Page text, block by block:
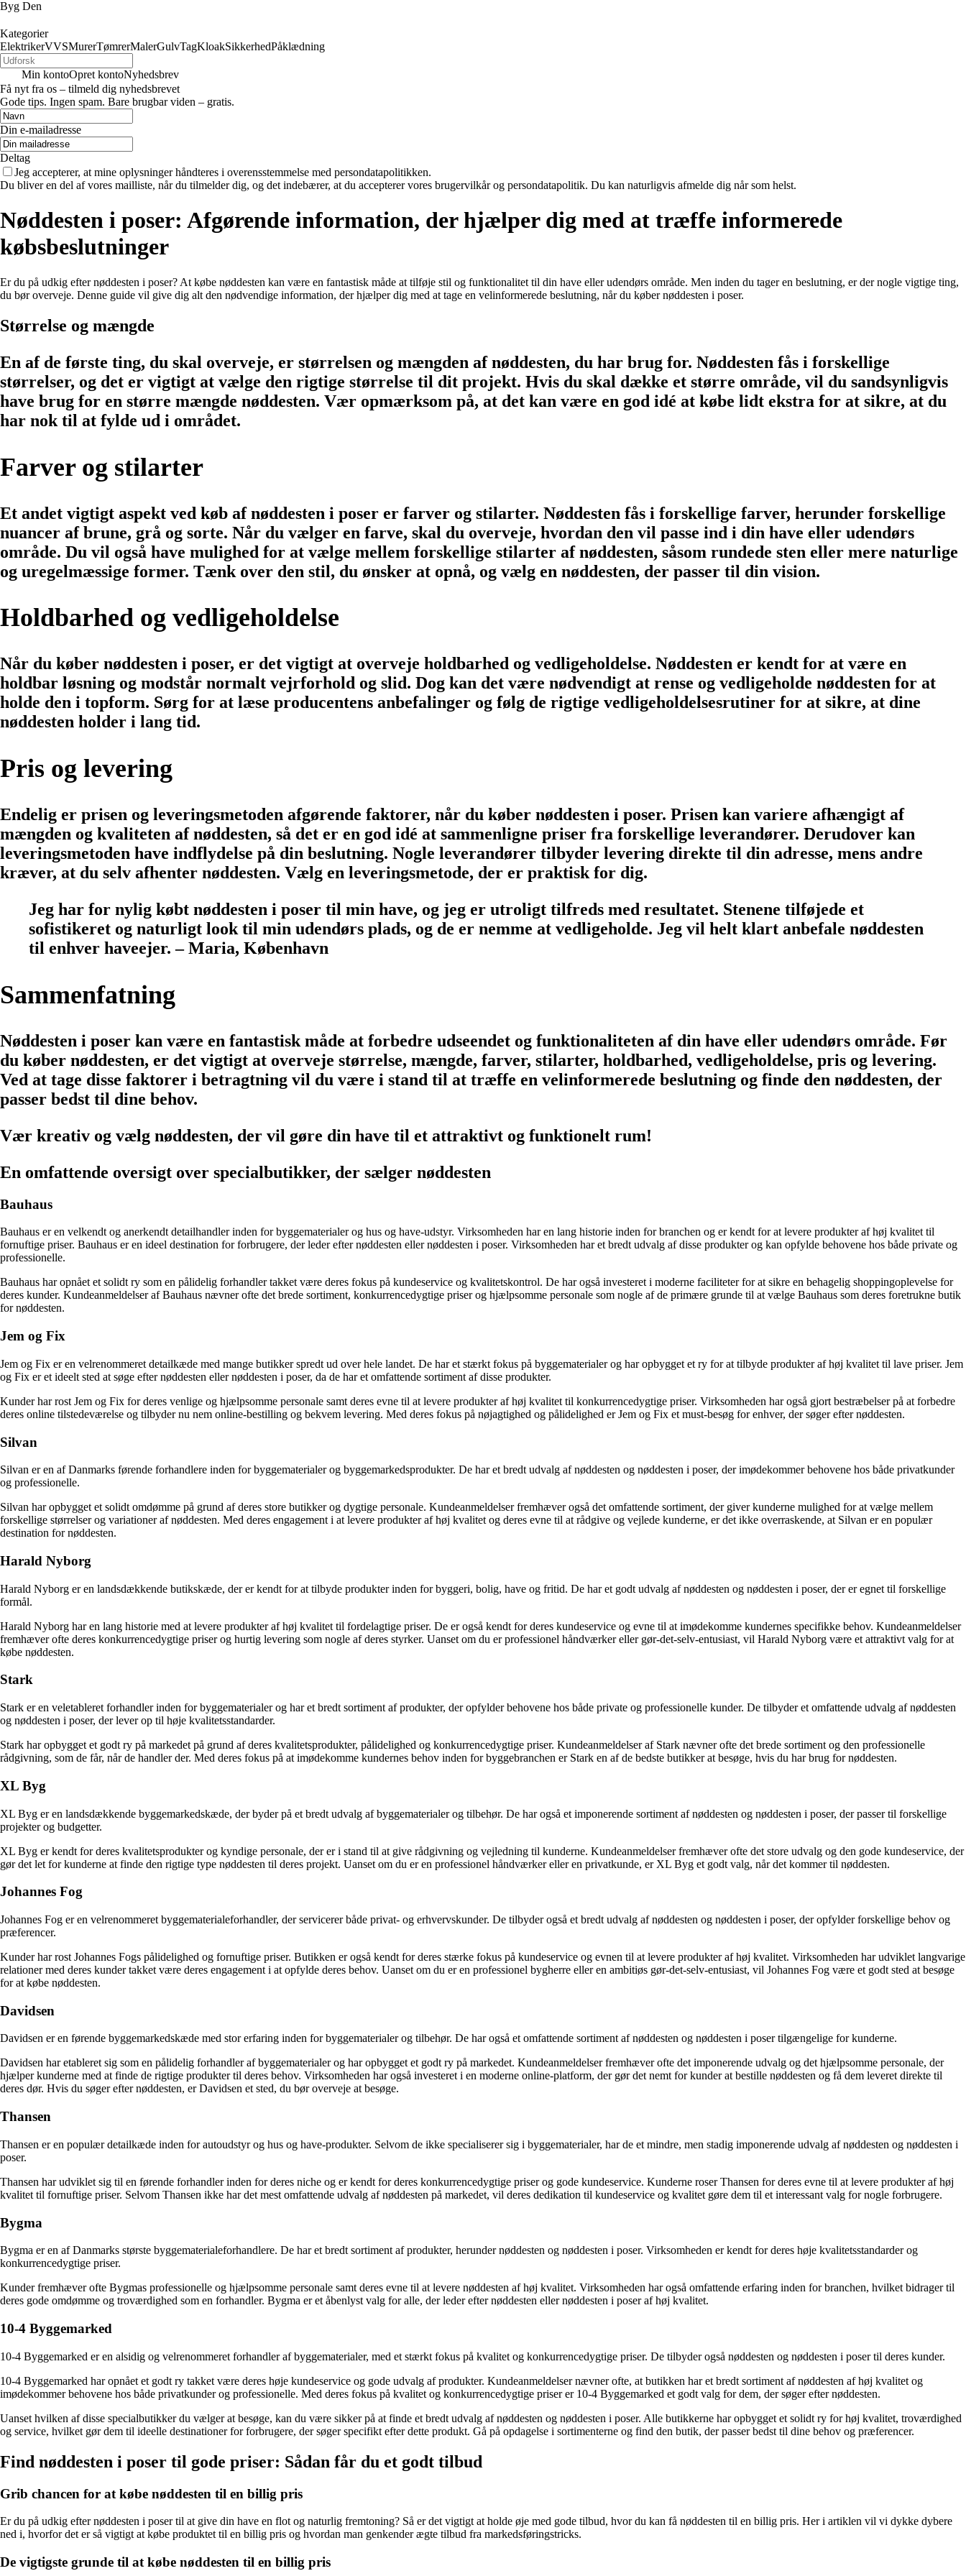
Byg Den
Kategorier
ElektrikerVVSMurerTømrerMalerGulvTagKloakSikkerhedPåklædning
Min kontoOpret kontoNyhedsbrev
Få nyt fra os – tilmeld dig nyhedsbrevet
Gode tips. Ingen spam. Bare brugbar viden – gratis.
Din e-mailadresse
Deltag
Jeg accepterer, at mine oplysninger håndteres i overensstemmelse med persondatapolitikken.
Du bliver en del af vores mailliste, når du tilmelder dig, og det indebærer, at du accepterer vores brugervilkår og persondatapolitik. Du kan naturligvis afmelde dig når som helst.
Nøddesten i poser: Afgørende information, der hjælper dig med at træffe informerede
købsbeslutninger
Er du på udkig efter nøddesten i poser? At købe nøddesten kan være en fantastisk måde at tilføje stil og funktionalitet til din have eller udendørs område. Men inden du tager en beslutning, er der nogle vigtige ting,
du bør overveje. Denne guide vil give dig alt den nødvendige information, der hjælper dig med at tage en velinformerede beslutning, når du køber nøddesten i poser.
Størrelse og mængde
En af de første ting, du skal overveje, er størrelsen og mængden af nøddesten, du har brug for. Nøddesten fås i forskellige
størrelser, og det er vigtigt at vælge den rigtige størrelse til dit projekt. Hvis du skal dække et større område, vil du sandsynligvis
have brug for en større mængde nøddesten. Vær opmærksom på, at det kan være en god idé at købe lidt ekstra for at sikre, at du
har nok til at fylde ud i området.
Farver og stilarter
Et andet vigtigt aspekt ved køb af nøddesten i poser er farver og stilarter. Nøddesten fås i forskellige farver, herunder forskellige
nuancer af brune, grå og sorte. Når du vælger en farve, skal du overveje, hvordan den vil passe ind i din have eller udendørs
område. Du vil også have mulighed for at vælge mellem forskellige stilarter af nøddesten, såsom rundede sten eller mere naturlige
og uregelmæssige former. Tænk over den stil, du ønsker at opnå, og vælg en nøddesten, der passer til din vision.
Holdbarhed og vedligeholdelse
Når du køber nøddesten i poser, er det vigtigt at overveje holdbarhed og vedligeholdelse. Nøddesten er kendt for at være en
holdbar løsning og modstår normalt vejrforhold og slid. Dog kan det være nødvendigt at rense og vedligeholde nøddesten for at
holde den i topform. Sørg for at læse producentens anbefalinger og følg de rigtige vedligeholdelsesrutiner for at sikre, at dine
nøddesten holder i lang tid.
Pris og levering
Endelig er prisen og leveringsmetoden afgørende faktorer, når du køber nøddesten i poser. Prisen kan variere afhængigt af
mængden og kvaliteten af nøddesten, så det er en god idé at sammenligne priser fra forskellige leverandører. Derudover kan
leveringsmetoden have indflydelse på din beslutning. Nogle leverandører tilbyder levering direkte til din adresse, mens andre
kræver, at du selv afhenter nøddesten. Vælg en leveringsmetode, der er praktisk for dig.
Jeg har for nylig købt nøddesten i poser til min have, og jeg er utroligt tilfreds med resultatet. Stenene tilføjede et
sofistikeret og naturligt look til min udendørs plads, og de er nemme at vedligeholde. Jeg vil helt klart anbefale nøddesten
til enhver haveejer. – Maria, København
Sammenfatning
Nøddesten i poser kan være en fantastisk måde at forbedre udseendet og funktionaliteten af din have eller udendørs område. Før
du køber nøddesten, er det vigtigt at overveje størrelse, mængde, farver, stilarter, holdbarhed, vedligeholdelse, pris og levering.
Ved at tage disse faktorer i betragtning vil du være i stand til at træffe en velinformerede beslutning og finde den nøddesten, der
passer bedst til dine behov.
Vær kreativ og vælg nøddesten, der vil gøre din have til et attraktivt og funktionelt rum!
En omfattende oversigt over specialbutikker, der sælger nøddesten
Bauhaus
Bauhaus er en velkendt og anerkendt detailhandler inden for byggematerialer og hus og have-udstyr. Virksomheden har en lang historie inden for branchen og er kendt for at levere produkter af høj kvalitet til
fornuftige priser. Bauhaus er en ideel destination for forbrugere, der leder efter nøddesten eller nøddesten i poser. Virksomheden har et bredt udvalg af disse produkter og kan opfylde behovene hos både private og
professionelle.
Bauhaus har opnået et solidt ry som en pålidelig forhandler takket være deres fokus på kundeservice og kvalitetskontrol. De har også investeret i moderne faciliteter for at sikre en behagelig shoppingoplevelse for
deres kunder. Kundeanmeldelser af Bauhaus nævner ofte det brede sortiment, konkurrencedygtige priser og hjælpsomme personale som nogle af de primære grunde til at vælge Bauhaus som deres foretrukne butik
for nøddesten.
Jem og Fix
Jem og Fix er en velrenommeret detailkæde med mange butikker spredt ud over hele landet. De har et stærkt fokus på byggematerialer og har opbygget et ry for at tilbyde produkter af høj kvalitet til lave priser. Jem
og Fix er et ideelt sted at søge efter nøddesten eller nøddesten i poser, da de har et omfattende sortiment af disse produkter.
Kunder har rost Jem og Fix for deres venlige og hjælpsomme personale samt deres evne til at levere produkter af høj kvalitet til konkurrencedygtige priser. Virksomheden har også gjort bestræbelser på at forbedre
deres online tilstedeværelse og tilbyder nu nem online-bestilling og bekvem levering. Med deres fokus på nøjagtighed og pålidelighed er Jem og Fix et must-besøg for enhver, der søger efter nøddesten.
Silvan
Silvan er en af Danmarks førende forhandlere inden for byggematerialer og byggemarkedsprodukter. De har et bredt udvalg af nøddesten og nøddesten i poser, der imødekommer behovene hos både privatkunder
og professionelle.
Silvan har opbygget et solidt omdømme på grund af deres store butikker og dygtige personale. Kundeanmeldelser fremhæver også det omfattende sortiment, der giver kunderne mulighed for at vælge mellem
forskellige størrelser og variationer af nøddesten. Med deres engagement i at levere produkter af høj kvalitet og deres evne til at rådgive og vejlede kunderne, er det ikke overraskende, at Silvan er en populær
destination for nøddesten.
Harald Nyborg
Harald Nyborg er en landsdækkende butikskæde, der er kendt for at tilbyde produkter inden for byggeri, bolig, have og fritid. De har et godt udvalg af nøddesten og nøddesten i poser, der er egnet til forskellige
formål.
Harald Nyborg har en lang historie med at levere produkter af høj kvalitet til fordelagtige priser. De er også kendt for deres kundeservice og evne til at imødekomme kundernes specifikke behov. Kundeanmeldelser
fremhæver ofte deres konkurrencedygtige priser og hurtig levering som nogle af deres styrker. Uanset om du er professionel håndværker eller gør-det-selv-entusiast, vil Harald Nyborg være et attraktivt valg for at
købe nøddesten.
Stark
Stark er en veletableret forhandler inden for byggematerialer og har et bredt sortiment af produkter, der opfylder behovene hos både private og professionelle kunder. De tilbyder et omfattende udvalg af nøddesten
og nøddesten i poser, der lever op til høje kvalitetsstandarder.
Stark har opbygget et godt ry på markedet på grund af deres kvalitetsprodukter, pålidelighed og konkurrencedygtige priser. Kundeanmeldelser af Stark nævner ofte det brede sortiment og den professionelle
rådgivning, som de får, når de handler der. Med deres fokus på at imødekomme kundernes behov inden for byggebranchen er Stark en af de bedste butikker at besøge, hvis du har brug for nøddesten.
XL Byg
XL Byg er en landsdækkende byggemarkedskæde, der byder på et bredt udvalg af byggematerialer og tilbehør. De har også et imponerende sortiment af nøddesten og nøddesten i poser, der passer til forskellige
projekter og budgetter.
XL Byg er kendt for deres kvalitetsprodukter og kyndige personale, der er i stand til at give rådgivning og vejledning til kunderne. Kundeanmeldelser fremhæver ofte det store udvalg og den gode kundeservice, der
gør det let for kunderne at finde den rigtige type nøddesten til deres projekt. Uanset om du er en professionel håndværker eller en privatkunde, er XL Byg et godt valg, når det kommer til nøddesten.
Johannes Fog
Johannes Fog er en velrenommeret byggematerialeforhandler, der servicerer både privat- og erhvervskunder. De tilbyder også et bredt udvalg af nøddesten og nøddesten i poser, der opfylder forskellige behov og
præferencer.
Kunder har rost Johannes Fogs pålidelighed og fornuftige priser. Butikken er også kendt for deres stærke fokus på kundeservice og evnen til at levere produkter af høj kvalitet. Virksomheden har udviklet langvarige
relationer med deres kunder takket være deres engagement i at opfylde deres behov. Uanset om du er en professionel bygherre eller en ambitiøs gør-det-selv-entusiast, vil Johannes Fog være et godt sted at besøge
for at købe nøddesten.
Davidsen
Davidsen er en førende byggemarkedskæde med stor erfaring inden for byggematerialer og tilbehør. De har også et omfattende sortiment af nøddesten og nøddesten i poser tilgængelige for kunderne.
Davidsen har etableret sig som en pålidelig forhandler af byggematerialer og har opbygget et godt ry på markedet. Kundeanmeldelser fremhæver ofte det imponerende udvalg og det hjælpsomme personale, der
hjælper kunderne med at finde de rigtige produkter til deres behov. Virksomheden har også investeret i en moderne online-platform, der gør det nemt for kunder at bestille nøddesten og få dem leveret direkte til
deres dør. Hvis du søger efter nøddesten, er Davidsen et sted, du bør overveje at besøge.
Thansen
Thansen er en populær detailkæde inden for autoudstyr og hus og have-produkter. Selvom de ikke specialiserer sig i byggematerialer, har de et mindre, men stadig imponerende udvalg af nøddesten og nøddesten i
poser.
Thansen har udviklet sig til en førende forhandler inden for deres niche og er kendt for deres konkurrencedygtige priser og gode kundeservice. Kunderne roser Thansen for deres evne til at levere produkter af høj
kvalitet til fornuftige priser. Selvom Thansen ikke har det mest omfattende udvalg af nøddesten på markedet, vil deres dedikation til kundeservice og kvalitet gøre dem til et interessant valg for nogle forbrugere.
Bygma
Bygma er en af Danmarks største byggematerialeforhandlere. De har et bredt sortiment af produkter, herunder nøddesten og nøddesten i poser. Virksomheden er kendt for deres høje kvalitetsstandarder og
konkurrencedygtige priser.
Kunder fremhæver ofte Bygmas professionelle og hjælpsomme personale samt deres evne til at levere nøddesten af høj kvalitet. Virksomheden har også omfattende erfaring inden for branchen, hvilket bidrager til
deres gode omdømme og troværdighed som en forhandler. Bygma er et åbenlyst valg for alle, der leder efter nøddesten eller nøddesten i poser af høj kvalitet.
10-4 Byggemarked
10-4 Byggemarked er en alsidig og velrenommeret forhandler af byggematerialer, med et stærkt fokus på kvalitet og konkurrencedygtige priser. De tilbyder også nøddesten og nøddesten i poser til deres kunder.
10-4 Byggemarked har opnået et godt ry takket være deres høje kundeservice og gode udvalg af produkter. Kundeanmeldelser nævner ofte, at butikken har et bredt sortiment af nøddesten af høj kvalitet og
imødekommer behovene hos både privatkunder og professionelle. Med deres fokus på kvalitet og konkurrencedygtige priser er 10-4 Byggemarked et godt valg for dem, der søger efter nøddesten.
Uanset hvilken af ​​disse specialbutikker du vælger at besøge, kan du være sikker på at finde et bredt udvalg af nøddesten og nøddesten i poser. Alle butikkerne har opbygget et solidt ry for høj kvalitet, troværdighed
og service, hvilket gør dem til ideelle destinationer for forbrugere, der søger specifikt efter dette produkt. Gå på opdagelse i sortimenterne og find den butik, der passer bedst til dine behov og præferencer.
Find nøddesten i poser til gode priser: Sådan får du et godt tilbud
Grib chancen for at købe nøddesten til en billig pris
Er du på udkig efter nøddesten i poser til at give din have en flot og naturlig fremtoning? Så er det vigtigt at holde øje med gode tilbud, hvor du kan få nøddesten til en billig pris. Her i artiklen vil vi dykke dybere
ned i, hvorfor det er så vigtigt at købe produktet til en billig pris og hvordan man genkender ægte tilbud fra markedsføringstricks.
De vigtigste grunde til at købe nøddesten til en billig pris